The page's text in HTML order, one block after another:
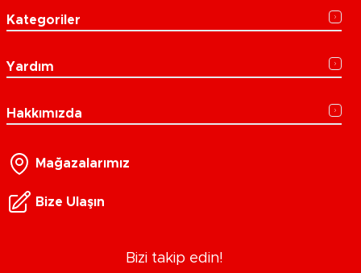
Kategoriler
Yardım
Hakkımızda
Mağazalarımız
Bize Ulaşın
Bizi takip edin!